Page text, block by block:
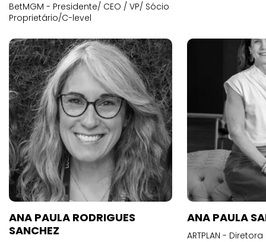
BetMGM - Presidente/ CEO / VP/ Sócio
Proprietário/C-level
ANA PAULA RODRIGUES
SANCHEZ
ANA PAULA
ARTPLAN -